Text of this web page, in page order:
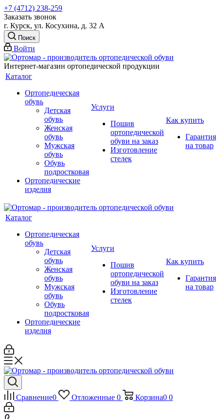
+7 (4712) 238-259
Заказать звонок
г. Курск, ул. Косухина, д. 32 А
Поиск
Войти
Интернет-магазин ортопедической продукции
Каталог
Ортопедическая
обувь
Детская
обувь
Женская
обувь
Мужская
обувь
Обувь
подростковая
Ортопедические
изделия
Услуги
Пошив
ортопедической
обуви на заказ
Изготовление
стелек
Как купить
Гарантия
на товар
Каталог
Ортопедическая
обувь
Детская
обувь
Женская
обувь
Мужская
обувь
Обувь
подростковая
Ортопедические
изделия
Услуги
Пошив
ортопедической
обуви на заказ
Изготовление
стелек
Как купить
Гарантия
на товар
Сравнение0 Отложенные 0 Корзина0 0